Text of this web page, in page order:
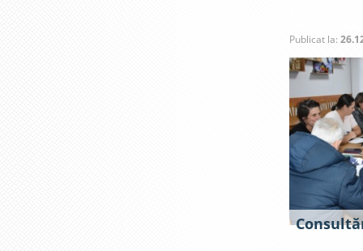
Publicat la: